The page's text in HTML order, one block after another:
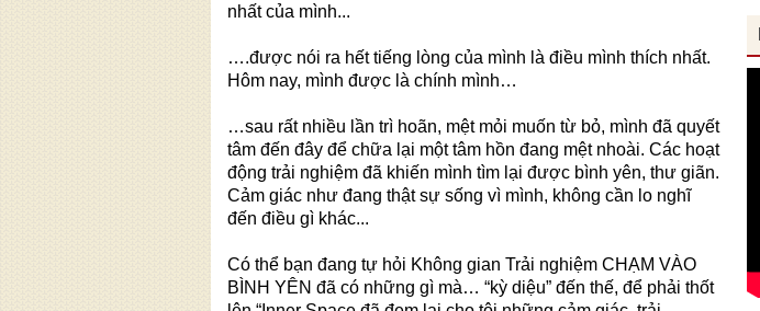
nhất của mình...
….được nói ra hết tiếng lòng của mình là điều mình thích nhất.
Hôm nay, mình được là chính mình…
…sau rất nhiều lần trì hoãn, mệt mỏi muốn từ bỏ, mình đã quyết
tâm đến đây để chữa lại một tâm hồn đang mệt nhoài. Các hoạt
động trải nghiệm đã khiến mình tìm lại được bình yên, thư giãn.
Cảm giác như đang thật sự sống vì mình, không cần lo nghĩ
đến điều gì khác...
Có thể bạn đang tự hỏi Không gian Trải nghiệm CHẠM VÀO
BÌNH YÊN đã có những gì mà… “kỳ diệu” đến thế, để phải thốt